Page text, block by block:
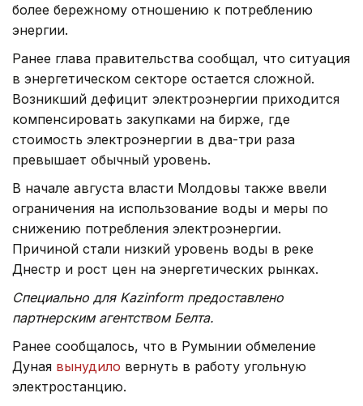
более бережному отношению к потреблению
энергии.
Ранее глава правительства сообщал, что ситуация
в энергетическом секторе остается сложной.
Возникший дефицит электроэнергии приходится
компенсировать закупками на бирже, где
стоимость электроэнергии в два-три раза
превышает обычный уровень.
В начале августа власти Молдовы также ввели
ограничения на использование воды и меры по
снижению потребления электроэнергии.
Причиной стали низкий уровень воды в реке
Днестр и рост цен на энергетических рынках.
Специально для Kazinform предоставлено
партнерским агентством Белта.
Ранее сообщалось, что в Румынии обмеление
Дуная вынудило вернуть в работу угольную
электростанцию.